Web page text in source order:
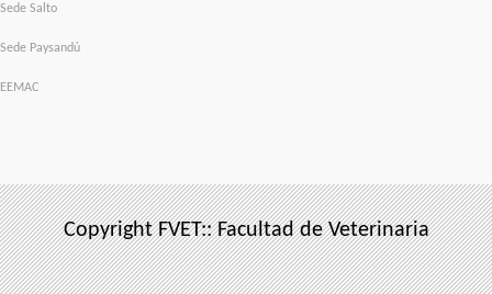
Sede Salto
Sede Paysandú
EEMAC
Copyright FVET:: Facultad de Veterinaria